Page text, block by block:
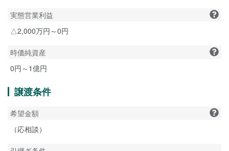
実態営業利益
△2,000万円～0円
時価純資産
0円～1億円
譲渡条件
希望金額
（応相談）